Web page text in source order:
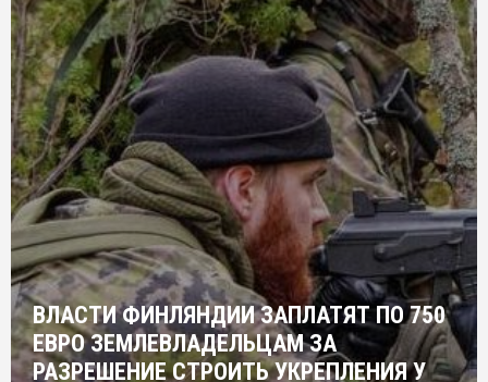
ВЛАСТИ ФИНЛЯНДИИ ЗАПЛАТЯТ ПО 750
ЕВРО ЗЕМЛЕВЛАДЕЛЬЦАМ ЗА
РАЗРЕШЕНИЕ СТРОИТЬ УКРЕПЛЕНИЯ У